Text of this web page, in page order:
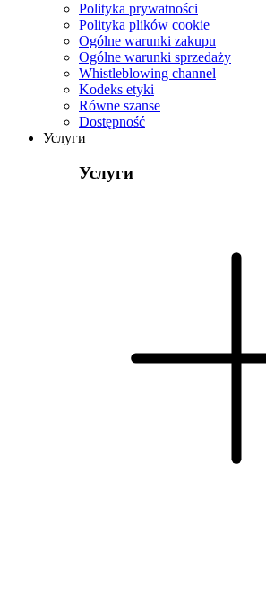
Polityka prywatności
Polityka plików cookie
Ogólne warunki zakupu
Ogólne warunki sprzedaży
Whistleblowing channel
Kodeks etyki
Równe szanse
Dostępność
Услуги
Услуги